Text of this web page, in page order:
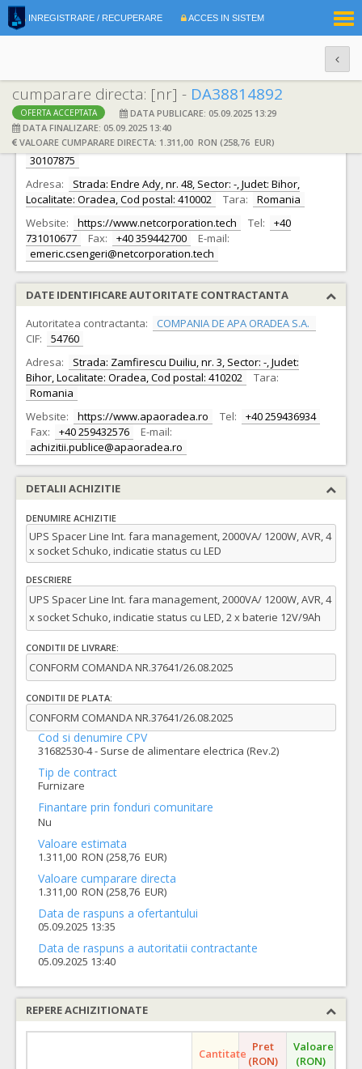
INREGISTRARE / RECUPERARE ACCES IN SISTEM
cumparare directa: [nr] - DA38814892
OFERTA ACCEPTATA
DATA PUBLICARE: 05.09.2025 13:29
DATA FINALIZARE: 05.09.2025 13:40
VALOARE CUMPARARE DIRECTA: 1.311,00 RON (258,76 EUR)
DATE IDENTIFICARE OFERTANT
Ofertant: S.C. iNet Corporation Analytics S.R.L.
CIF:
30107875
Adresa:
Strada: Endre Ady, nr. 48, Sector: -, Judet: Bihor,
Localitate: Oradea, Cod postal: 410002
Tara:
Romania
Website:
https://www.netcorporation.tech Tel:
+40
731010677
Fax: +40 359442700
E-mail:
emeric.csengeri@netcorporation.tech
DATE IDENTIFICARE AUTORITATE CONTRACTANTA
Autoritatea contractanta:
COMPANIA DE APA ORADEA S.A.
CIF:
54760
Adresa:
Strada: Zamfirescu Duiliu, nr. 3, Sector: -, Judet:
Bihor, Localitate: Oradea, Cod postal: 410202
Tara:
Romania
Website:
https://www.apaoradea.ro Tel:
+40 259436934
Fax:
+40 259432576
E-mail:
achizitii.publice@apaoradea.ro
DETALII ACHIZITIE
DENUMIRE ACHIZITIE
UPS Spacer Line Int. fara management, 2000VA/ 1200W, AVR, 4
x socket Schuko, indicatie status cu LED
DESCRIERE
UPS Spacer Line Int. fara management, 2000VA/ 1200W, AVR, 4
x socket Schuko, indicatie status cu LED, 2 x baterie 12V/9Ah
CONDITII DE LIVRARE:
CONFORM COMANDA NR.37641/26.08.2025
CONDITII DE PLATA:
CONFORM COMANDA NR.37641/26.08.2025
Cod si denumire CPV
31682530-4 - Surse de alimentare electrica (Rev.2)
Tip de contract
Furnizare
Finantare prin fonduri comunitare
Nu
Valoare estimata
1.311,00 RON (258,76 EUR)
Valoare cumparare directa
1.311,00 RON (258,76 EUR)
Data de raspuns a ofertantului
05.09.2025 13:35
Data de raspuns a autoritatii contractante
05.09.2025 13:40
REPERE ACHIZITIONATE
Cantitate Pret
(RON)
Valoare
(RON)